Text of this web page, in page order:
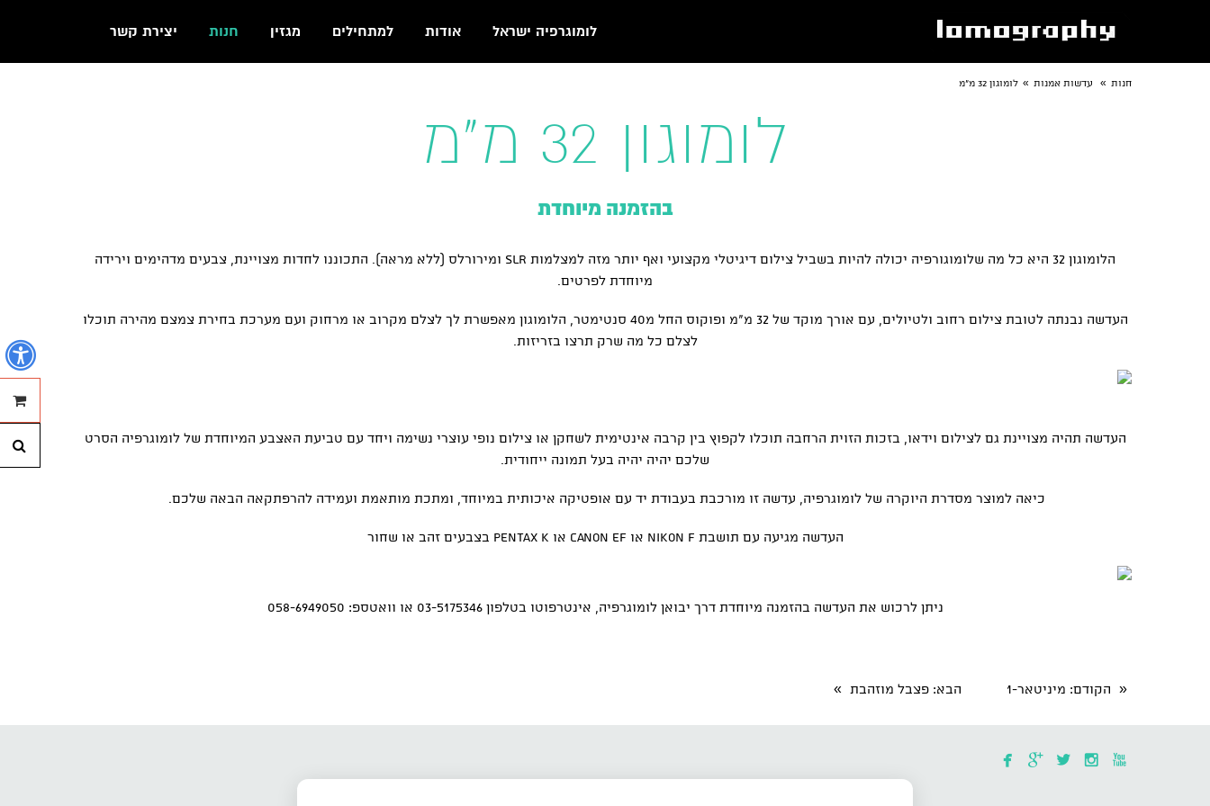
לומוגרפיה ישראל אודות למתחילים מגזין חנות יצירת קשר
חנות » עדשות אמנות » לומוגון 32 מ"מ
לומוגון 32 מ"מ
בהזמנה מיוחדת
הלומוגון 32 היא כל מה שלומוגורפיה יכולה להיות בשביל צילום דיגיטלי מקצועי ואף יותר מזה למצלמות SLR ומירורלס (ללא מראה). התכוננו לחדות מצויינת, צבעים מדהימים וירידה
מיוחדת לפרטים.
העדשה נבנתה לטובת צילום רחוב ולטיולים, עם אורך מוקד של 32 מ"מ ופוקוס החל מ40 סנטימטר, הלומוגון מאפשרת לך לצלם מקרוב או מרחוק ועם מערכת בחירת צמצם מהירה תוכלו
לצלם כל מה שרק תרצו בזריזות.
העדשה תהיה מצויינת גם לצילום וידאו, בזכות הזוית הרחבה תוכלו לקפוץ בין קרבה אינטימית לשחקן או צילום נופי עוצרי נשימה ויחד עם טביעת האצבע המיוחדת של לומוגרפיה הסרט
שלכם יהיה יהיה בעל תמונה ייחודית.
כיאה למוצר מסדרת היוקרה של לומוגרפיה, עדשה זו מורכבת בעבודת יד עם אופטיקה איכותית במיוחד, ומתכת מותאמת ועמידה להרפתקאה הבאה שלכם.
העדשה מגיעה עם תושבת Nikon f או canon ef או Pentax k בצבעים זהב או שחור
ניתן לרכוש את העדשה בהזמנה מיוחדת דרך יבואן לומוגרפיה, אינטרפוטו בטלפון 03-5175346 או וואטספ: 058-6949050
« הקודם: מיניטאר-1 הבא: פצבל מוזהבת »
    